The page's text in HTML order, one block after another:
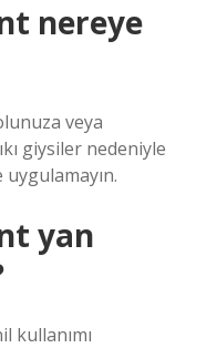
nereye
veya
giysiler nedeniyle
uygulamayın.
yan
kullanımı